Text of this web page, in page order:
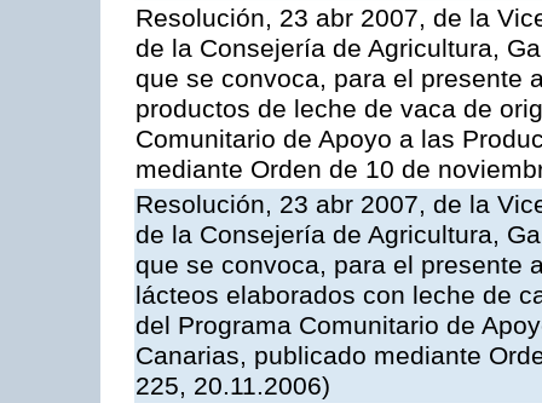
Resolución, 23 abr 2007, de la
de la Consejería de Agricultura,
que se convoca, para el presente
productos de leche de vaca de
Comunitario de Apoyo a las
mediante Orden de 10 de
Resolución, 23 abr 2007, de la
de la Consejería de Agricultura,
que se convoca, para el presente
lácteos elaborados con leche de
del Programa Comunitario de
Canarias, publicado mediante
225, 20.11.2006)